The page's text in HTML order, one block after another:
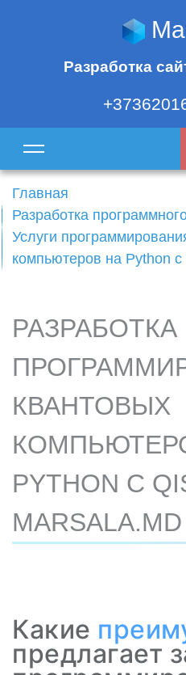
Разработка
Главная
Разработка
Услуги
компьютеров на Python с
РАЗРАБОТКА
КВАНТОВЫХ
PYTHON С
MARSALA.MD
Какие
предлагает